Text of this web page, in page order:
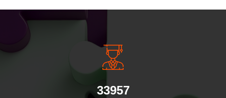
INSIDE INFORMATIE
33957